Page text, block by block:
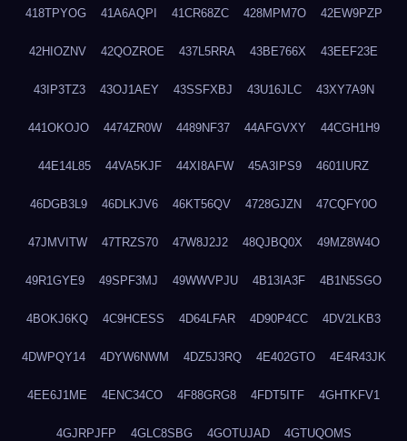
418TPYOG 41A6AQPI 41CR68ZC 428MPM7O 42EW9PZP
42HIOZNV 42QOZROE 437L5RRA 43BE766X 43EEF23E
43IP3TZ3 43OJ1AEY 43SSFXBJ 43U16JLC 43XY7A9N
441OKOJO 4474ZR0W 4489NF37 44AFGVXY 44CGH1H9
44E14L85 44VA5KJF 44XI8AFW 45A3IPS9 4601IURZ
46DGB3L9 46DLKJV6 46KT56QV 4728GJZN 47CQFY0O
47JMVITW 47TRZS70 47W8J2J2 48QJBQ0X 49MZ8W4O
49R1GYE9 49SPF3MJ 49WWVPJU 4B13IA3F 4B1N5SGO
4BOKJ6KQ 4C9HCESS 4D64LFAR 4D90P4CC 4DV2LKB3
4DWPQY14 4DYW6NWM 4DZ5J3RQ 4E402GTO 4E4R43JK
4EE6J1ME 4ENC34CO 4F88GRG8 4FDT5ITF 4GHTKFV1
4GJRPJFP 4GLC8SBG 4GOTUJAD 4GTUQOMS